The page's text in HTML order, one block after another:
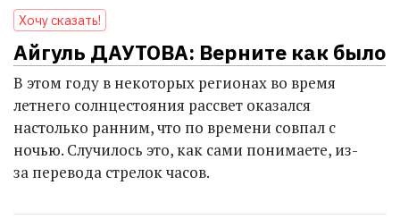
Хочу сказать!
Айгуль ДАУТОВА: Верните как было
В этом году в некоторых регионах во время
летнего солнцестояния рассвет оказался
настолько ранним, что по времени совпал с
ночью. Случилось это, как сами понимаете, из-
за перевода стрелок часов.